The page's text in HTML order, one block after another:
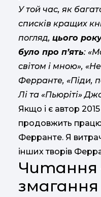
У той час, як
списків кращих
погляд, цього
було про п’ять:
світом і мною»,
Ферранте, «Піди,
Лі та «Пьюріті»
Якщо і є автор
продовжить
Ферранте. Я
інших творів
Читання
змагання